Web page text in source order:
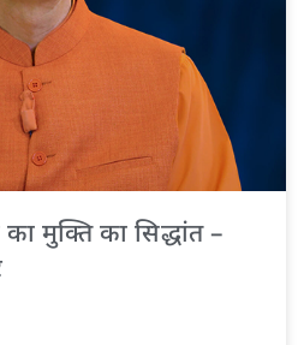
मुक्ति का सिद्धांत –